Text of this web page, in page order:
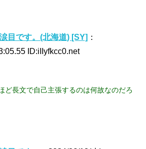
目です。(北海道) [SY] ：
ID:iIIyfkcc0.net
ど長文で自己主張するのは何故なのだろ